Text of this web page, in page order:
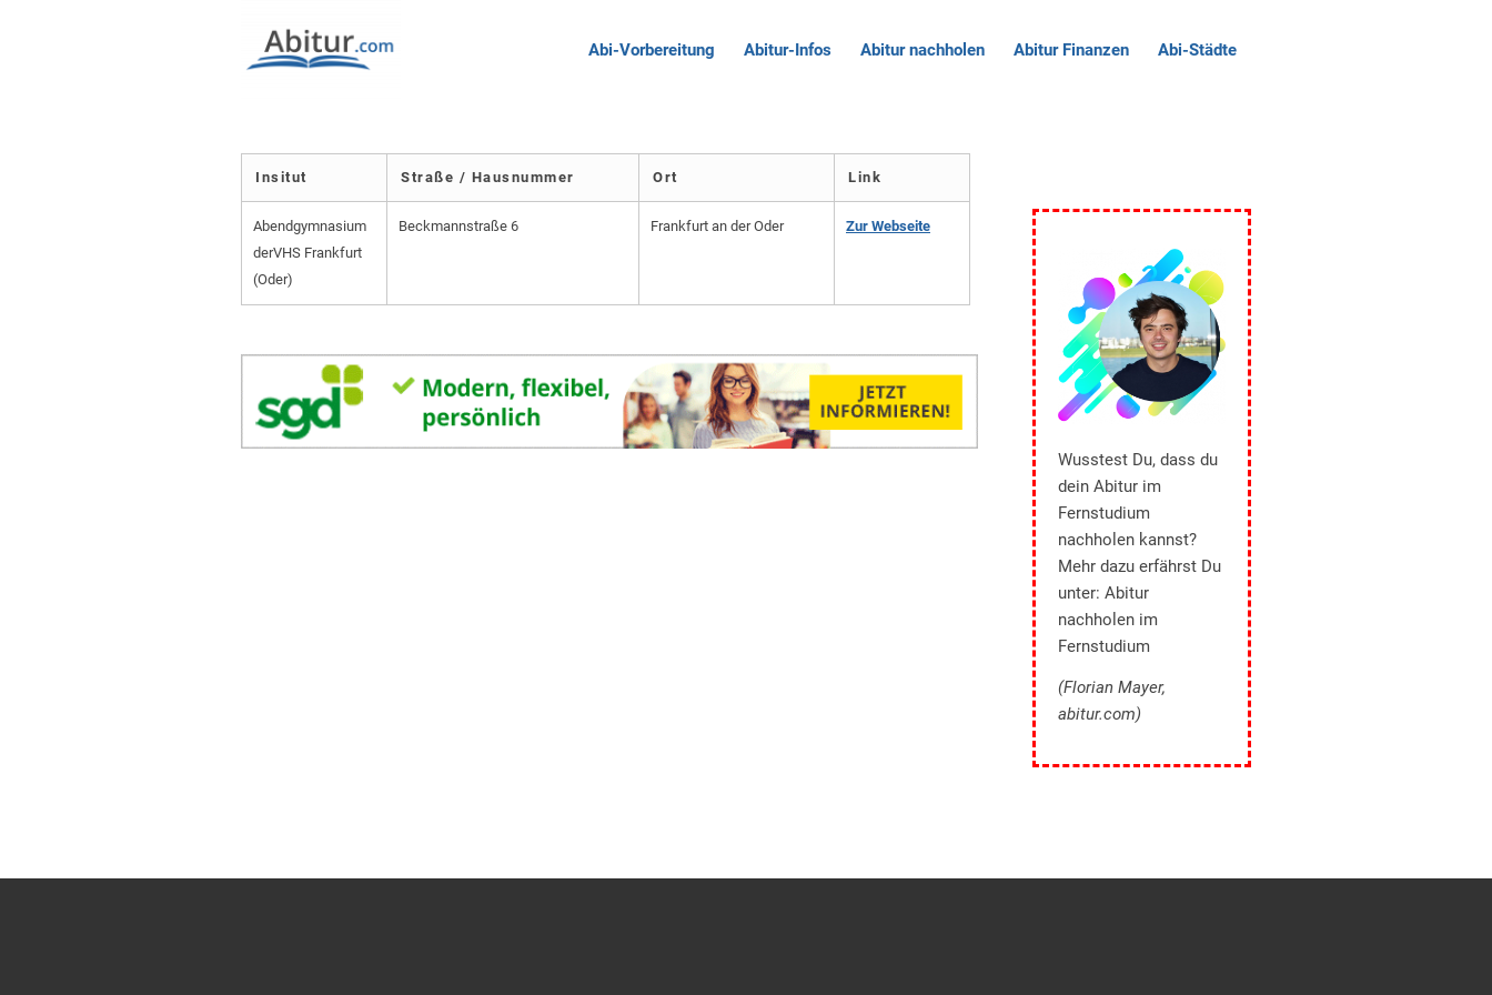
Abi-Vorbereitung Abitur-Infos Abitur nachholen Abitur Finanzen Abi-Städte
Insitut Straße / Hausnummer Ort Link
Abendgymnasium
derVHS Frankfurt
(Oder)
Beckmannstraße 6 Frankfurt an der Oder Zur Webseite
Wusstest Du, dass du
dein Abitur im
Fernstudium
nachholen kannst?
Mehr dazu erfährst Du
unter:Abitur
nachholen im
Fernstudium
(Florian Mayer,
abitur.com)